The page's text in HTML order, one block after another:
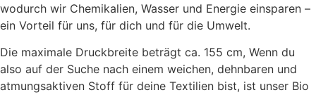
wodurch wir Chemikalien, Wasser und Energie einsparen –
ein Vorteil für uns, für dich und für die Umwelt.
Die maximale Druckbreite beträgt ca. 155 cm, Wenn du
also auf der Suche nach einem weichen, dehnbaren und
atmungsaktiven Stoff für deine Textilien bist, ist unser Bio